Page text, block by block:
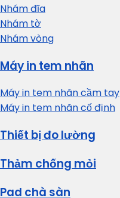
Nhám đĩa
Nhám tờ
Nhám vòng
Máy in tem nhãn
Máy in tem nhãn cầm tay
Máy in tem nhãn cố định
Thiết bị đo lường
Thảm chống mỏi
Pad chà sàn